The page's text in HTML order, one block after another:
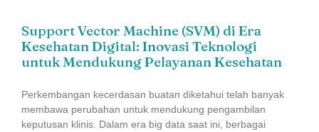
Support Vector Machine (SVM) di Era
Kesehatan Digital: Inovasi Teknologi
untuk Mendukung Pelayanan Kesehatan
Perkembangan kecerdasan buatan diketahui telah banyak
membawa perubahan untuk mendukung pengambilan
keputusan klinis. Dalam era big data saat ini, berbagai